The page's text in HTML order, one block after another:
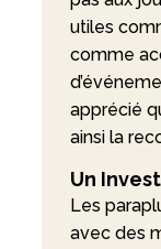
utiles
comme
apprécié
ainsi la
Un
Les
avec des